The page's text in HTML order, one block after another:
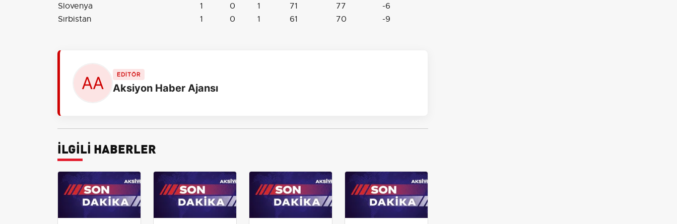
Slovenya
1 0 1 71 77
-6
Sırbistan
1 0 1 61 70 -9
EDİTÖR
Aksiyon Haber Ajansı
İLGİLİ HABERLER